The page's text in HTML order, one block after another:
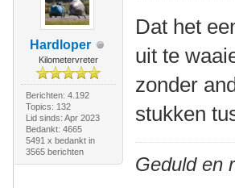
Hardloper
Kilometervreter
Berichten: 4.192
Topics: 132
Lid sinds: Apr 2023
Bedankt: 4665
5491 x bedankt in
3565 berichten
Dat het
uit te
zonder
stukken
Geduld en